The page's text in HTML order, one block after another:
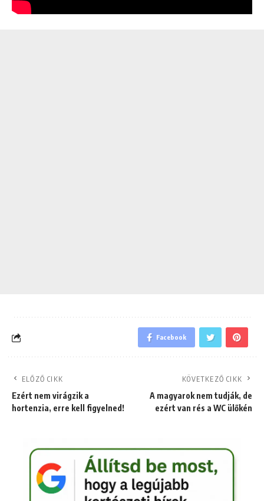
Facebook
ELŐZŐ CIKK
Ezért nem virágzik a
hortenzia, erre kell figyelned!
KÖVETKEZŐ CIKK
A magyarok nem tudják, de
ezért van rés a WC ülőkén